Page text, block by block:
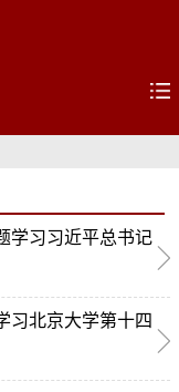
学习习近平总书记
习北京大学第十四